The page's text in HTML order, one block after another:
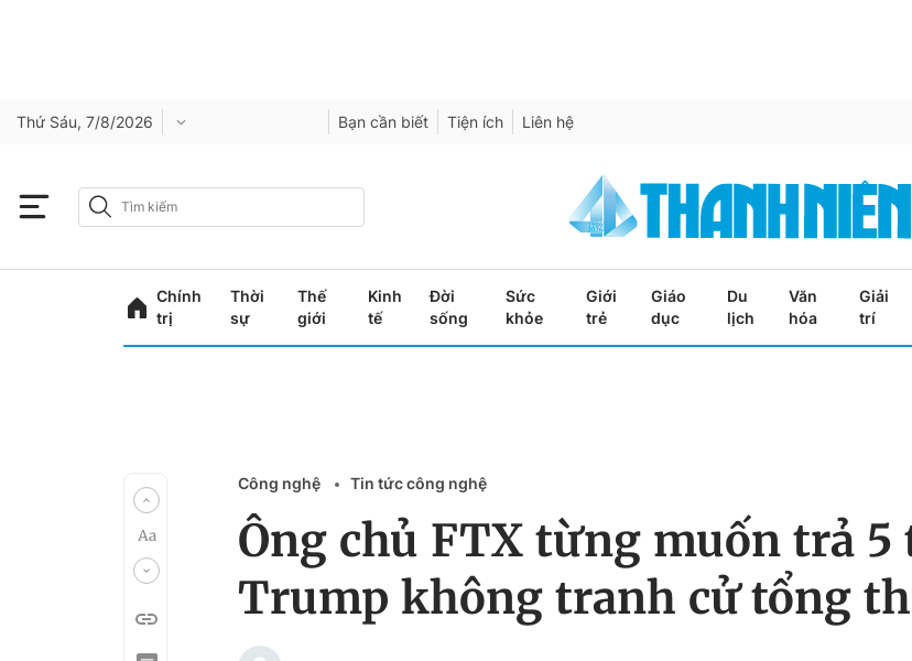
Thứ Sáu, 7/8/2026 Bạn cần biết Tiện ích Liên hệ
Chính
trị
Thời
sự
Thế
giới
Kinh
tế
Đời
sống
Sức
khỏe
Giới
trẻ
Giáo
dục
Du
lịch
Văn
hóa
Giải
trí
Công nghệ Tin tức công nghệ
Ông chủ FTX từng muốn trả 5
Trump không tranh cử tổng